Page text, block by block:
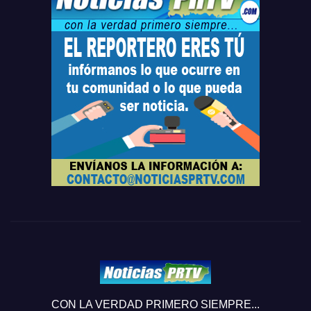
CON LA VERDAD PRIMERO SIEMPRE...